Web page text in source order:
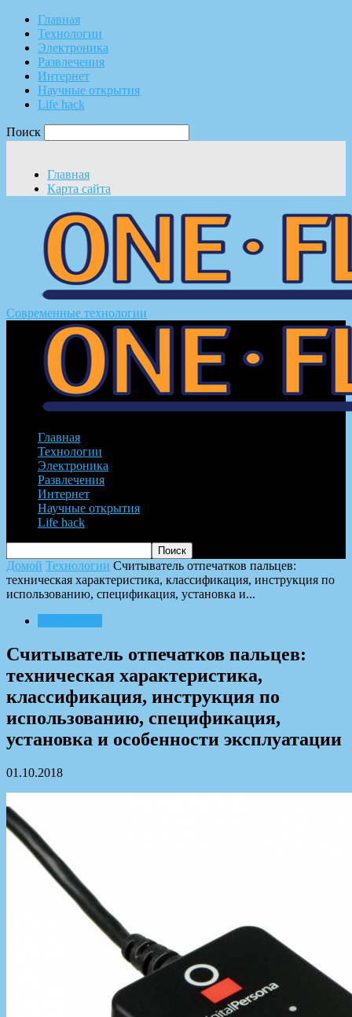
Главная
Технологии
Электроника
Развлечения
Интернет
Научные открытия
Life hack
Поиск
Главная
Карта сайта
Современные технологии
Главная
Технологии
Электроника
Развлечения
Интернет
Научные открытия
Life hack
Домой Технологии Считыватель отпечатков пальцев:
техническая характеристика, классификация, инструкция по
использованию, спецификация, установка и...
Считыватель отпечатков пальцев:
техническая характеристика,
классификация, инструкция по
использованию, спецификация,
установка и особенности эксплуатации
01.10.2018